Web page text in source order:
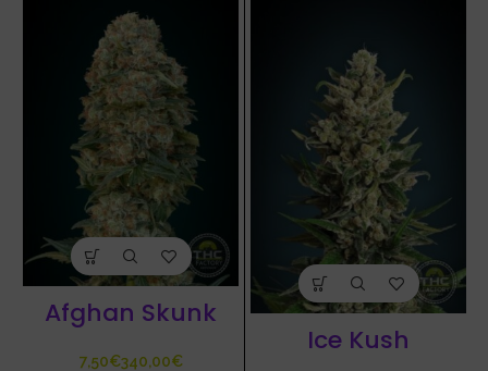
Afghan Skunk
€ €
Ice Kush